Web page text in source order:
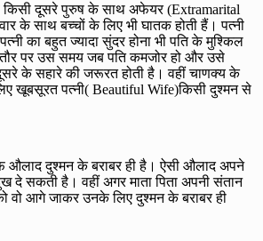
किसी दूसरे पुरुष के साथ अफेयर (Extramarital
के साथ बच्चों के लिए भी घातक होती हैं। पत्नी
का बहुत ज्यादा सुंदर होना भी पति के मुश्किल
पर उस समय जब पति कमजोर हो और उसे
के सहारे की जरूरत होती है। वहीं चाणक्य के
खूबसूरत पत्नी( Beautiful Wife)किसी दुश्मन से
औलाद दुश्मन के बराबर ही है। ऐसी औलाद अपने
दे सकती है। वहीं अगर माता पिता अपनी संतान
वो आगे जाकर उनके लिए दुश्मन के बराबर ही